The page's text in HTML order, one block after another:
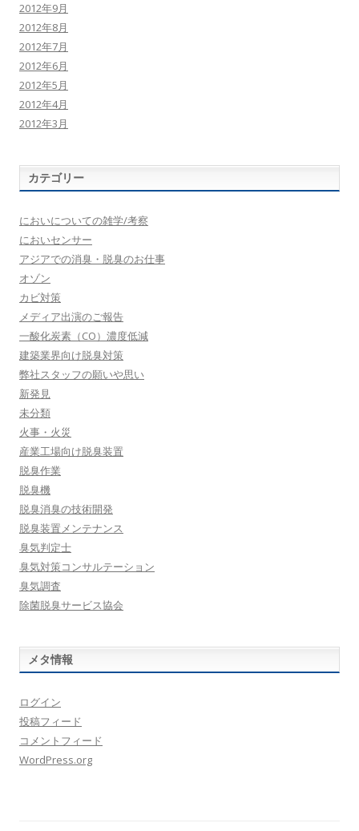
2012年9月
2012年8月
2012年7月
2012年6月
2012年5月
2012年4月
2012年3月
カテゴリー
においについての雑学/考察
においセンサー
アジアでの消臭・脱臭のお仕事
オゾン
カビ対策
メディア出演のご報告
一酸化炭素（CO）濃度低減
建築業界向け脱臭対策
弊社スタッフの願いや思い
新発見
未分類
火事・火災
産業工場向け脱臭装置
脱臭作業
脱臭機
脱臭消臭の技術開発
脱臭装置メンテナンス
臭気判定士
臭気対策コンサルテーション
臭気調査
除菌脱臭サービス協会
メタ情報
ログイン
投稿フィード
コメントフィード
WordPress.org